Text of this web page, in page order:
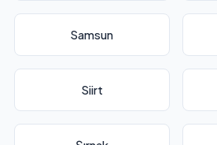
Samsun
Siirt